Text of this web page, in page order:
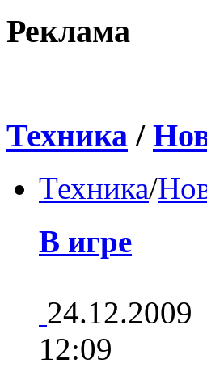
Реклама
Техника /
Техника/
В игре
24.12.2009
12:09